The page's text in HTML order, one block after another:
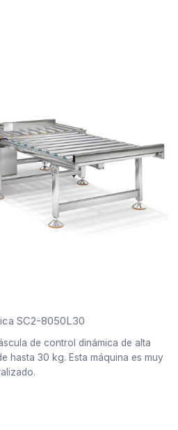
SC2-8050L30
de control dinámica de alta
hasta 30 kg. Esta máquina es muy